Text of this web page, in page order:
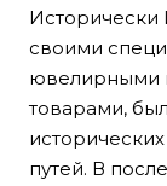
Исторически
своими
ювелирными
товарами,
путей. В